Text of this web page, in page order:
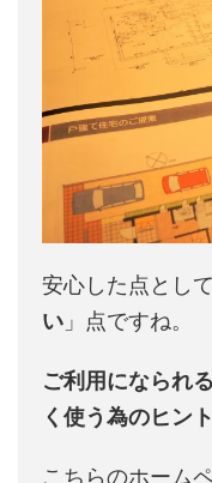
安心した点とし
い 」点ですね。
ご利用になられ
く使う為のヒン
こちらのホーム